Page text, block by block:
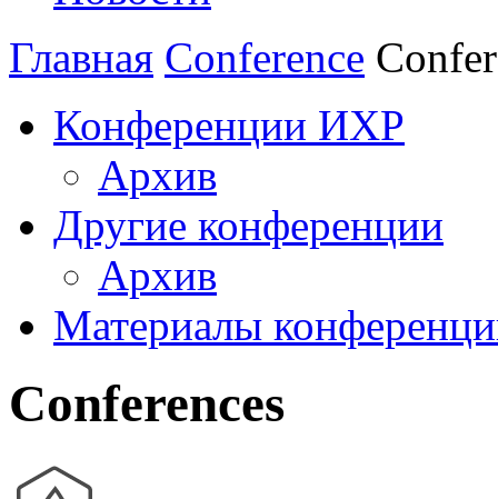
Главная Conference
Конференции ИХР
Архив
Другие конференции
Архив
Материалы
Conferences